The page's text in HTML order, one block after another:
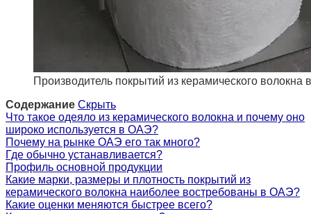
Производитель покрытий из керамического волокна
Содержание Скрыть
Что такое одеяло из керамического волокна и почему оно
широко используется в ОАЭ?
Почему на рынке ОАЭ его так много?
Где обычно устанавливается?
Профиль основной продукции
Какие марки, размеры и плотность покрытий из
керамического волокна наиболее востребованы в ОАЭ?
Какие оценки меняются быстрее всего?